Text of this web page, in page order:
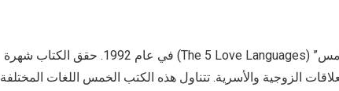
اشتهر جاري تشابمان بعد نشره كتابه الشهير “لغات الحب الخمس” (The 5 Love Languages) في عام 1992. حقق الكتاب شهرة
الزوجية والأسرية. تتناول هذه الكتب الخمس اللغات المختلفة